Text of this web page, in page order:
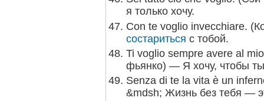
я только хочу.
Con te voglio invecchiare.
состариться с тобой.
Ti voglio sempre avere al
фьянко) — Я хочу, чтобы
Senza di te la vita è un
&mdsh; Жизнь без тебя —